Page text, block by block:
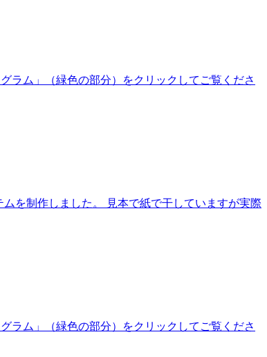
ラム」（緑色の部分）をクリックしてご覧くださ
を制作しました。 見本で紙で干していますが実際
ラム」（緑色の部分）をクリックしてご覧くださ